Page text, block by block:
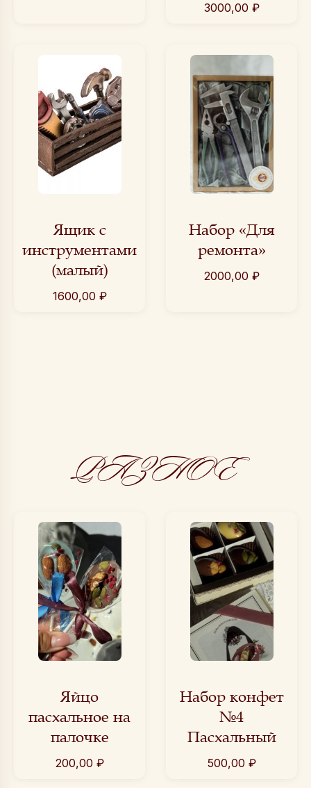
3000,00 ₽
Ящик с
инструментами
(малый)
1600,00 ₽
Набор «Для
ремонта»
2000,00 ₽
РАЗНОЕ
Яйцо
пасхальное на
палочке
200,00 ₽
Набор конфет
№4
Пасхальный
500,00 ₽